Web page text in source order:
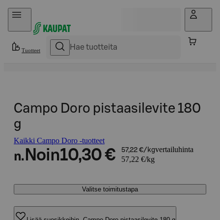
Hyppää sisältöön
Tuotteet
Campo Doro pistaasilevite 180
g
Kaikki Campo Doro -tuotteet
n. Noin10,30 € 57,22 €/kgvertailuhinta
57,22 €/kg
Valitse toimitustapa